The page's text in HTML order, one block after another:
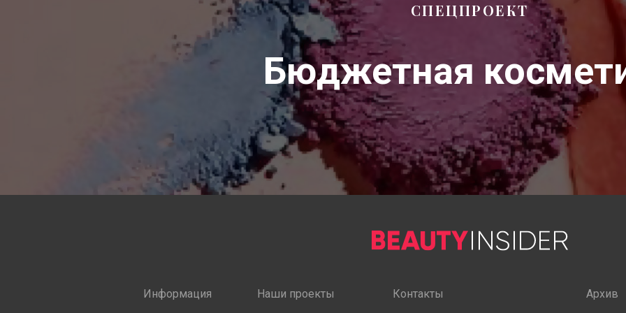
СПЕЦПРОЕКТ
Бюджетная
Информация Наши проекты Контакты Архив